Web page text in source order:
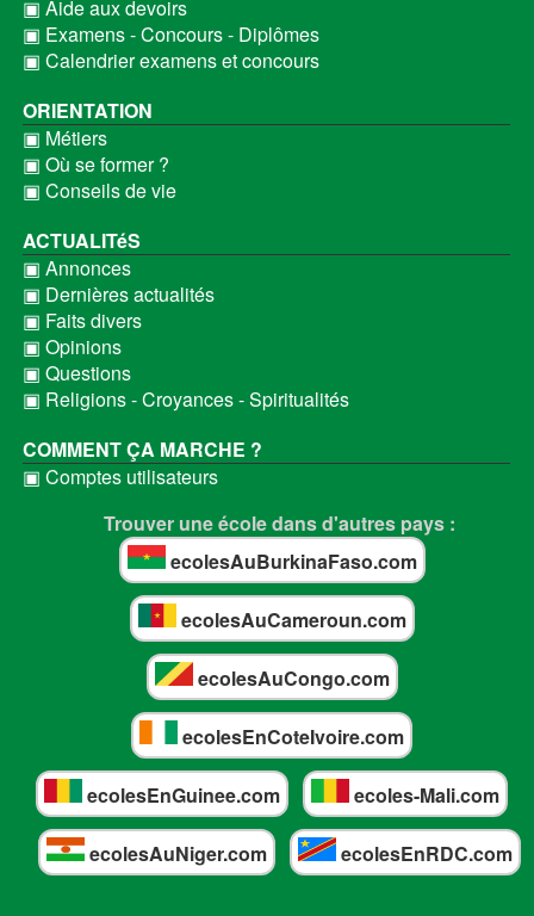
▣ Aide aux devoirs
▣ Examens - Concours - Diplômes
▣ Calendrier examens et concours
ORIENTATION
▣ Métiers
▣ Où se former ?
▣ Conseils de vie
ACTUALITéS
▣ Annonces
▣ Dernières actualités
▣ Faits divers
▣ Opinions
▣ Questions
▣ Religions - Croyances - Spiritualités
COMMENT ÇA MARCHE ?
▣ Comptes utilisateurs
Trouver une école dans d'autres pays :
ecolesAuBurkinaFaso.com
ecolesAuCameroun.com
ecolesAuCongo.com
ecolesEnCoteIvoire.com
ecolesEnGuinee.com ecoles-Mali.com
ecolesAuNiger.com ecolesEnRDC.com